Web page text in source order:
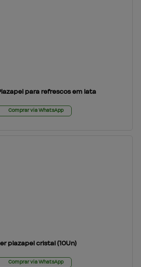
para refrescos em lata
Comprar via WhatsApp
plazapel cristal (10Un)
Comprar via WhatsApp